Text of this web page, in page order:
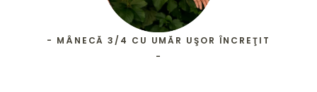
- MÂNECĂ 3/4 CU UMĂR UŞOR ÎNCREŢIT
-